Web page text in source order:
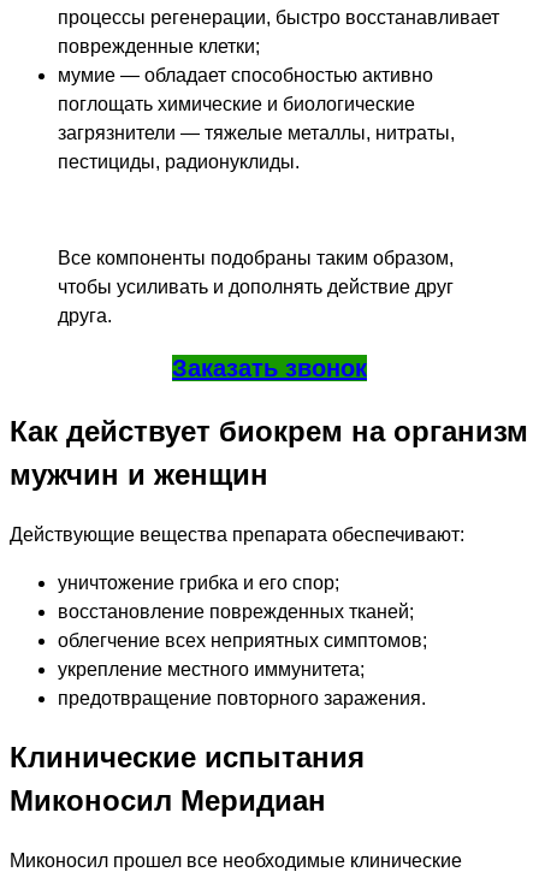
процессы регенерации, быстро восстанавливает
поврежденные клетки;
мумие — обладает способностью активно
поглощать химические и биологические
загрязнители — тяжелые металлы, нитраты,
пестициды, радионуклиды.
Все компоненты подобраны таким образом,
чтобы усиливать и дополнять действие друг
друга.
Заказать звонок
Как действует биокрем на организм
мужчин и женщин
Действующие вещества препарата обеспечивают:
уничтожение грибка и его спор;
восстановление поврежденных тканей;
облегчение всех неприятных симптомов;
укрепление местного иммунитета;
предотвращение повторного заражения.
Клинические испытания
Миконосил Меридиан
Миконосил прошел все необходимые клинические